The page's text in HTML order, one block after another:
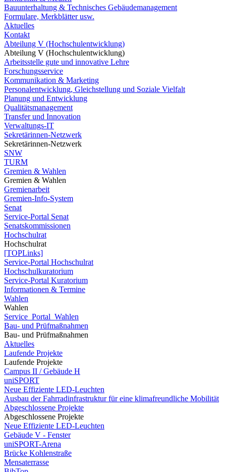
Bauunterhaltung & Technisches Gebäudemanagement
Formulare, Merkblätter usw.
Aktuelles
Kontakt
Abteilung V (Hochschulentwicklung)
Abteilung V (Hochschulentwicklung)
Arbeitsstelle gute und innovative Lehre
Forschungsservice
Kommunikation & Marketing
Personalentwicklung, Gleichstellung und Soziale Vielfalt
Planung und Entwicklung
Qualitätsmanagement
Transfer und Innovation
Verwaltungs-IT
Sekretärinnen-Netzwerk
Sekretärinnen-Netzwerk
SNW
TURM
Gremien & Wahlen
Gremien & Wahlen
Gremienarbeit
Gremien-Info-System
Senat
Service-Portal Senat
Senatskommissionen
Hochschulrat
Hochschulrat
[TOPLinks]
Service-Portal Hochschulrat
Hochschulkuratorium
Service-Portal Kuratorium
Informationen & Termine
Wahlen
Wahlen
Service_Portal_Wahlen
Bau- und Prüfmaßnahmen
Bau- und Prüfmaßnahmen
Aktuelles
Laufende Projekte
Laufende Projekte
Campus II / Gebäude H
uniSPORT
Neue Effiziente LED-Leuchten
Ausbau der Fahrradinfrastruktur für eine klimafreundliche Mobilität
Abgeschlossene Projekte
Abgeschlossene Projekte
Neue Effiziente LED-Leuchten
Gebäude V - Fenster
uniSPORT-Arena
Brücke Kohlenstraße
Mensaterrasse